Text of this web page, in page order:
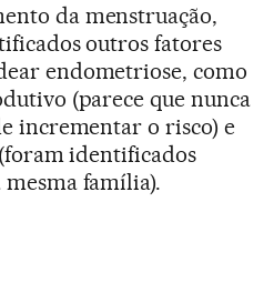
da menstruação,
outros fatores
endometriose, como
(parece que nunca
incrementar o risco) e
identificados
mesma família).